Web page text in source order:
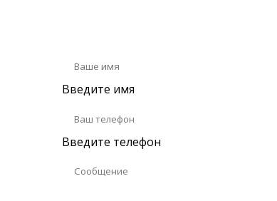
Введите имя
Введите телефон